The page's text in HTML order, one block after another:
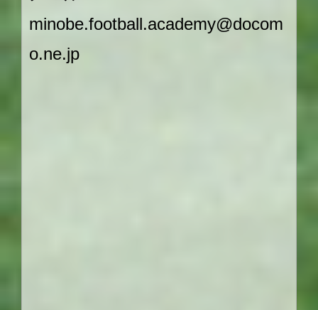
minobe.football.academy@docom
o.ne.jp